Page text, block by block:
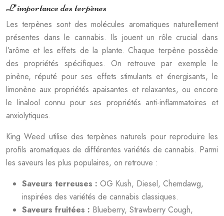
L’importance des terpènes
Les terpènes sont des molécules aromatiques naturellement
présentes dans le cannabis. Ils jouent un rôle crucial dans
l’arôme et les effets de la plante. Chaque terpène possède
des propriétés spécifiques. On retrouve par exemple le
pinène, réputé pour ses effets stimulants et énergisants, le
limonène aux propriétés apaisantes et relaxantes, ou encore
le linalool connu pour ses propriétés anti-inflammatoires et
anxiolytiques.
King Weed utilise des terpènes naturels pour reproduire les
profils aromatiques de différentes variétés de cannabis. Parmi
les saveurs les plus populaires, on retrouve :
Saveurs terreuses : OG Kush, Diesel, Chemdawg,
inspirées des variétés de cannabis classiques.
Saveurs fruitées : Blueberry, Strawberry Cough,